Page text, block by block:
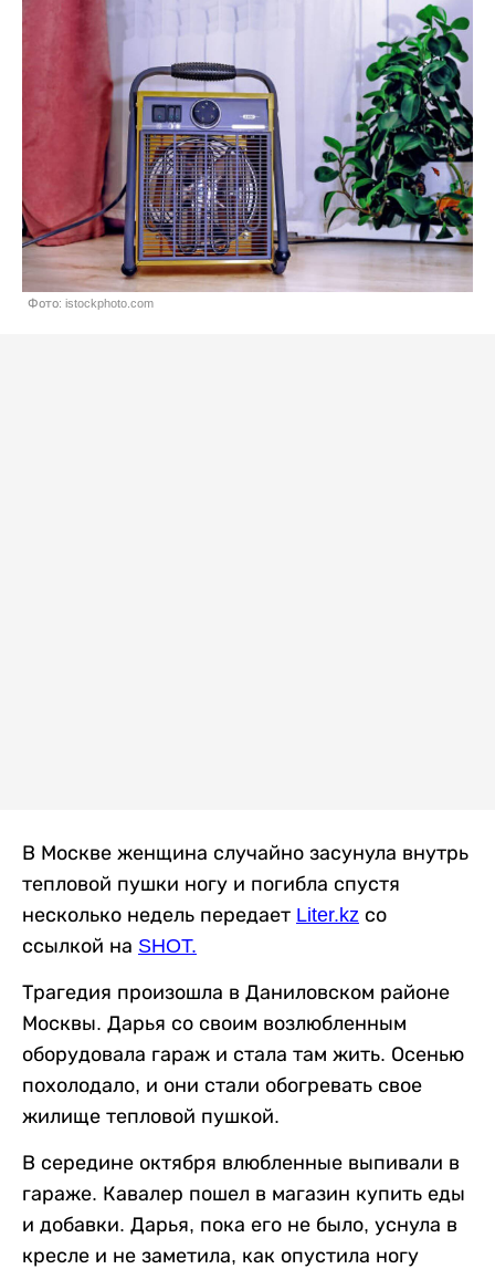
Фото: istockphoto.com
В Москве женщина случайно засунула внутрь
тепловой пушки ногу и погибла спустя
несколько недель передает Liter.kz со
ссылкой на SHOT.
Трагедия произошла в Даниловском районе
Москвы. Дарья со своим возлюбленным
оборудовала гараж и стала там жить. Осенью
похолодало, и они стали обогревать свое
жилище тепловой пушкой.
В середине октября влюбленные выпивали в
гараже. Кавалер пошел в магазин купить еды
и добавки. Дарья, пока его не было, уснула в
кресле и не заметила, как опустила ногу